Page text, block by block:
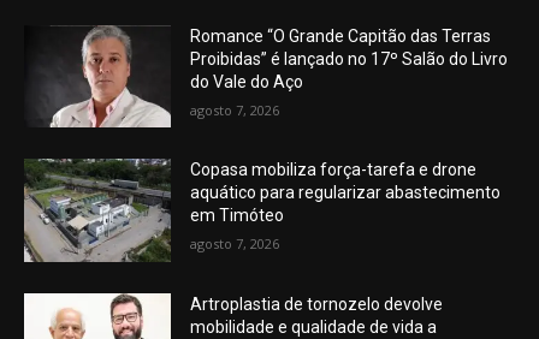
Romance “O Grande Capitão das Terras
Proibidas” é lançado no 17º Salão do Livro
do Vale do Aço
agosto 7, 2026
Copasa mobiliza força-tarefa e drone
aquático para regularizar abastecimento
em Timóteo
agosto 7, 2026
Artroplastia de tornozelo devolve
mobilidade e qualidade de vida a